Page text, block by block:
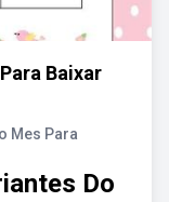
Baixar
Mes Para
Do